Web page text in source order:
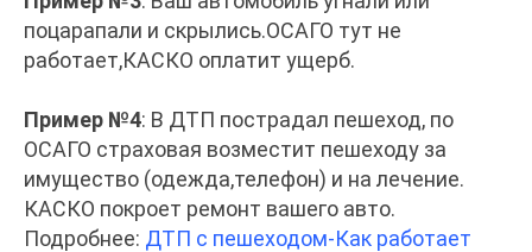
поцарапали и скрылись.ОСАГО тут не
работает,КАСКО оплатит ущерб.
Пример №4: В ДТП пострадал пешеход, по
ОСАГО страховая возместит пешеходу за
имущество (одежда,телефон) и на лечение.
КАСКО покроет ремонт вашего авто.
Подробнее: ДТП с пешеходом-Как работает